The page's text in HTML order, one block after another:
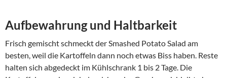
Aufbewahrung und Haltbarkeit
Frisch gemischt schmeckt der Smashed Potato Salad am
besten, weil die Kartoffeln dann noch etwas Biss haben. Reste
halten sich abgedeckt im Kühlschrank 1 bis 2 Tage. Die